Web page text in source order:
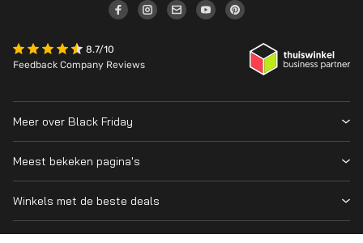
8.7/10
Feedback Company Reviews
Meer over Black Friday
Wanneer is Black Friday?
Cyber Monday 2026
Over ons
Meest bekeken pagina's
Prijsvergelijker
Winkels met de beste deals